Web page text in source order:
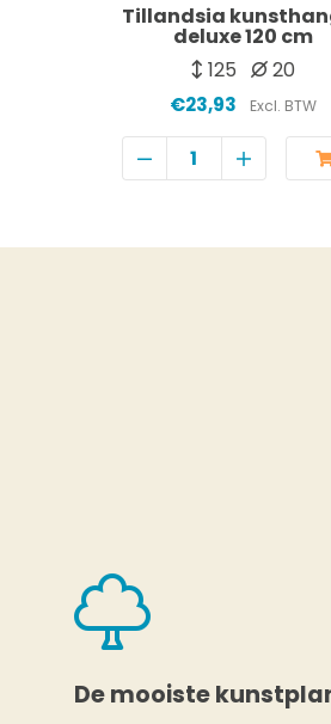
Tillandsia
deluxe 120 cm
125
20
€23,93 Excl. BTW
De mooiste